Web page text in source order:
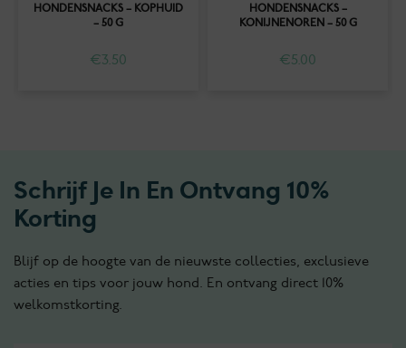
HONDENSNACKS – KOPHUID
– 50 G
€3.50
HONDENSNACKS –
KONIJNENOREN – 50 G
€5.00
Schrijf Je In En Ontvang 10%
Korting
Blijf op de hoogte van de nieuwste collecties, exclusieve
acties en tips voor jouw hond. En ontvang direct 10%
welkomstkorting.